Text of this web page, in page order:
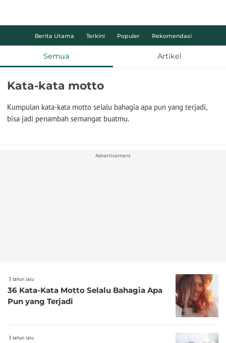
Berita Utama Terkini Populer Rekomendasi
Semua Artikel
Kata-kata motto
Kumpulan kata-kata motto selalu bahagia apa pun yang terjadi,
bisa jadi penambah semangat buatmu.
Advertisement
3 tahun lalu
36 Kata-Kata Motto Selalu Bahagia Apa
Pun yang Terjadi
3 tahun lalu